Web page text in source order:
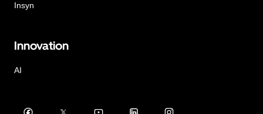
Insyn
Innovation
AI